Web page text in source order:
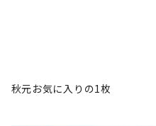
秋元お気に入りの1枚